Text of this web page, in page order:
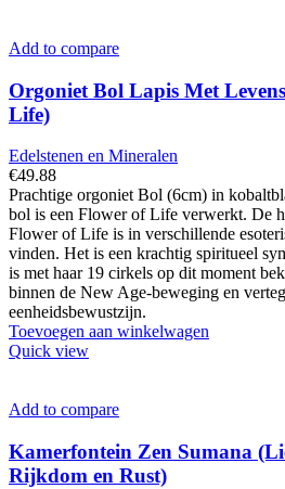
Add to compare
Orgoniet Bol Lapis Met
Life)
Edelstenen en Mineralen
€49.88
Prachtige orgoniet Bol (6cm) in
bol is een Flower of Life verwerkt. De
Flower of Life is in verschillende
vinden. Het is een krachtig spiritueel
is met haar 19 cirkels op dit moment
binnen de New Age-beweging en
eenheidsbewustzijn.
Toevoegen aan winkelwagen
Quick view
Add to compare
Kamerfontein Zen Sumana
Rijkdom en Rust)